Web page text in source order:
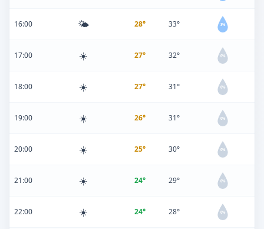
16:00 🌤️ 28° 33° 3%
17:00 ☀️ 27° 32° 0%
18:00 ☀️ 27° 31° 0%
19:00 ☀️ 26° 31° 0%
20:00 ☀️ 25° 30° 0%
21:00 ☀️ 24° 29° 0%
22:00 ☀️ 24° 28° 0%